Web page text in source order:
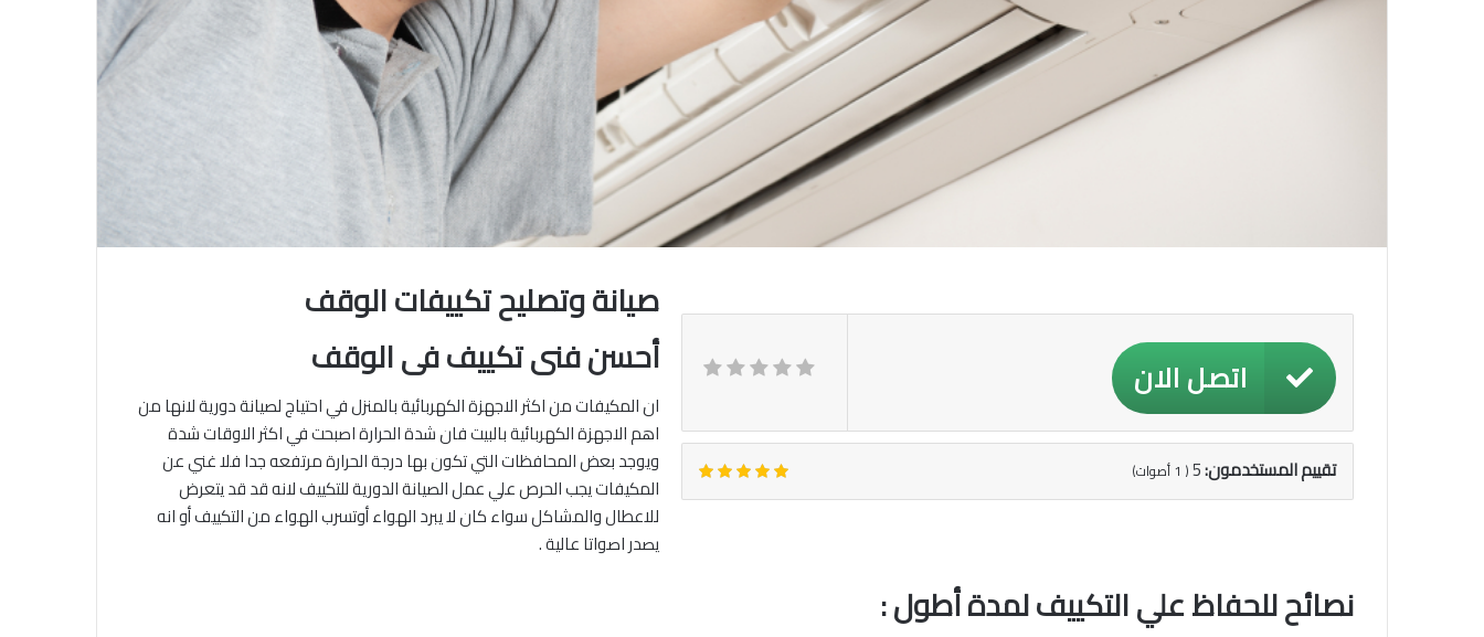
اتصل الان
تقييم المستخدمون:5
(
1أصوات)
صيانة وتصليح تكييفات الوقف
أحسن فنى تكييف فى الوقف
ان المكيفات من اكثر الاجهزة الكهربائية بالمنزل في احتياج لصيانة دورية لانها من
اهم الاجهزة الكهربائية بالبيت فان شدة الحرارة اصبحت في اكثر الاوقات شدة
ويوجد بعض المحافظات التي تكون بها درجة الحرارة مرتفعه جدا فلا غني عن
المكيفات يجب الحرص علي عمل الصيانة الدورية للتكييف لانه قد قد يتعرض
للاعطال والمشاكل سواء كان لا يبرد الهواء أوتسرب الهواء من التكييف أو انه
يصدر اصواتا عالية .
نصائح للحفاظ علي التكييف لمدة أطول :